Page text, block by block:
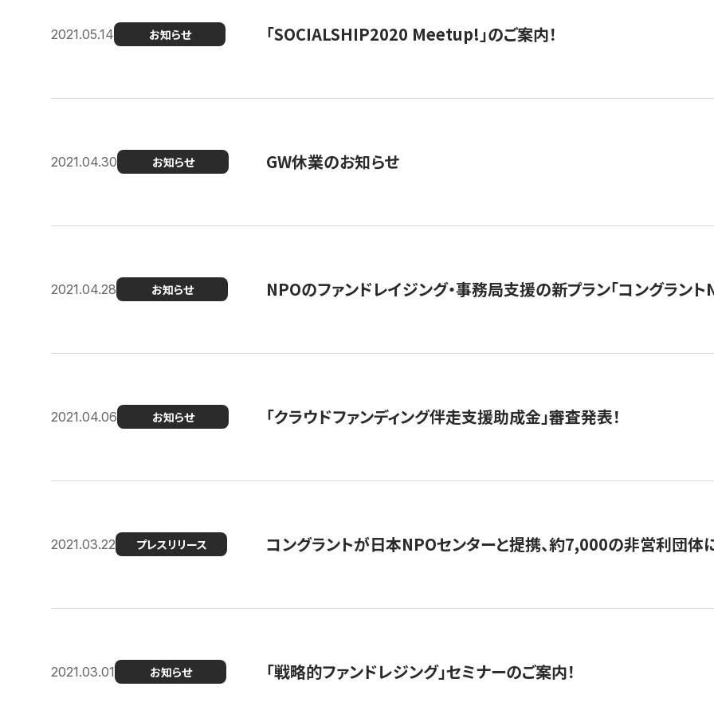
2021.05.14 お知らせ 「SOCIALSHIP2020 Meetup!」のご案内！
2021.04.30 お知らせ GW休業のお知らせ
2021.04.28 お知らせ NPOのファンドレイジング・事務局支援の新プラン「コングラント
2021.04.06 お知らせ 「クラウドファンディング伴走支援助成金」審査発表！
2021.03.22 プレスリリース コングラントが日本NPOセンターと提携、約7,000の非営利団体
2021.03.01 お知らせ 「戦略的ファンドレジング」セミナーのご案内！